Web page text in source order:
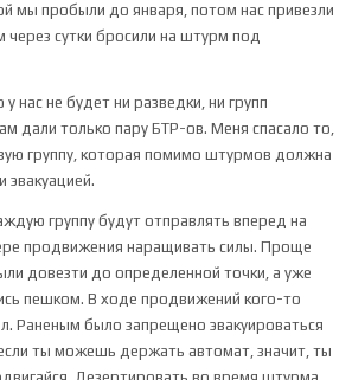
мы пробыли до января, потом нас привезли
через сутки бросили на штурм под
нас не будет ни разведки, ни групп
дали только пару БТР-ов. Меня спасало то,
группу, которая помимо штурмов должна
эвакуацией.
группу будут отправлять вперед на
продвижения наращивать силы. Проще
довезти до определенной точки, а уже
пешком. В ходе продвижений кого-то
Раненым было запрещено эвакуироваться
ты можешь держать автомат, значит, ты